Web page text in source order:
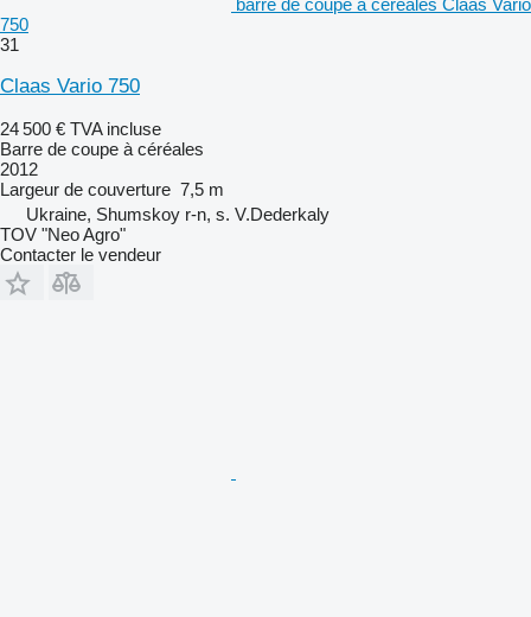
750
31
Claas Vario 750
24 500 € TVA incluse
Barre de coupe à céréales
2012
Largeur de couverture 7,5 m
Ukraine, Shumskoy r-n, s. V.Dederkaly
TOV "Neo Agro"
Contacter le vendeur